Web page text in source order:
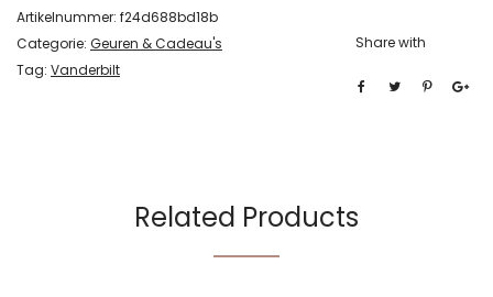
Artikelnummer: f24d688bd18b
Categorie: Geuren & Cadeau's
Tag: Vanderbilt
Share with
Related Products